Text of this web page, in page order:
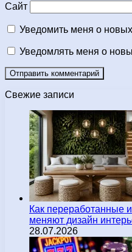
Сайт
Уведомить меня о
Уведомлять меня о
Свежие записи
Как переработанные
меняют дизайн
28.07.2026